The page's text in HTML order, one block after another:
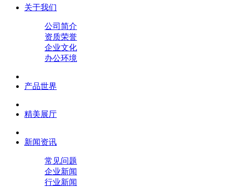
关于我们
公司简介
资质荣誉
企业文化
办公环境
产品世界
精美展厅
新闻资讯
常见问题
企业新闻
行业新闻